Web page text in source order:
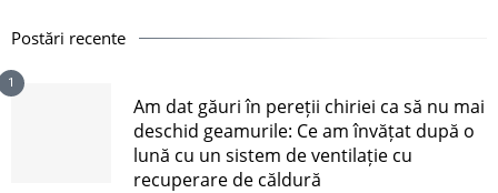
Postări recente
1
Am dat găuri în pereții chiriei ca să nu mai
deschid geamurile: Ce am învățat după o
lună cu un sistem de ventilație cu
recuperare de căldură